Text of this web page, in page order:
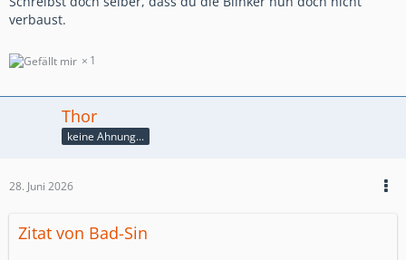
verbaust.
1
Thor
keine Ahnung...
28. Juni 2026
Zitat von Bad-Sin